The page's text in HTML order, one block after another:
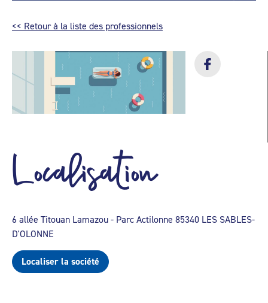
<< Retour à la liste des professionnels
Localisation
6 allée Titouan Lamazou - Parc Actilonne 85340 LES SABLES-
D'OLONNE
Localiser la société